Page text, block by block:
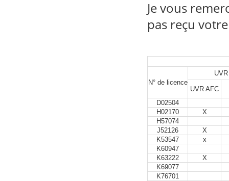
Je vous
pas reçu
N° de licence
UVR
UVR AFC
D02504
H02170
X
H57074
J52126
X
K53547
x
K60947
K63222
X
K69077
K76701